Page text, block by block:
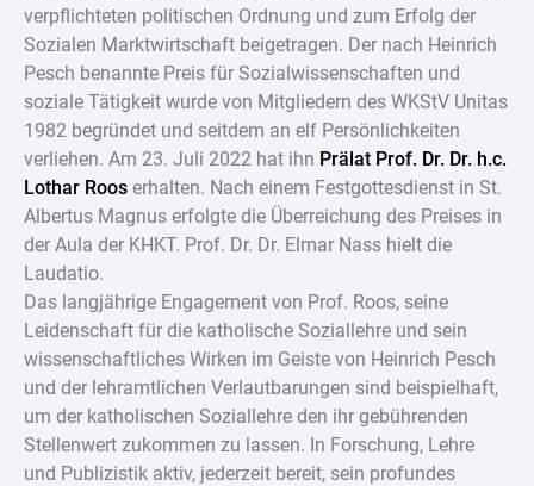
verpflichteten politischen Ordnung und zum Erfolg der
Sozialen Marktwirtschaft beigetragen. Der nach Heinrich
Pesch benannte Preis für Sozialwissenschaften und
soziale Tätigkeit wurde von Mitgliedern des WKStV Unitas
1982 begründet und seitdem an elf Persönlichkeiten
verliehen. Am 23. Juli 2022 hat ihn Prälat Prof. Dr. Dr. h.c.
Lothar Roos erhalten. Nach einem Festgottesdienst in St.
Albertus Magnus erfolgte die Überreichung des Preises in
der Aula der KHKT. Prof. Dr. Dr. Elmar Nass hielt die
Laudatio.
Das langjährige Engagement von Prof. Roos, seine
Leidenschaft für die katholische Soziallehre und sein
wissenschaftliches Wirken im Geiste von Heinrich Pesch
und der lehramtlichen Verlautbarungen sind beispielhaft,
um der katholischen Soziallehre den ihr gebührenden
Stellenwert zukommen zu lassen. In Forschung, Lehre
und Publizistik aktiv, jederzeit bereit, sein profundes